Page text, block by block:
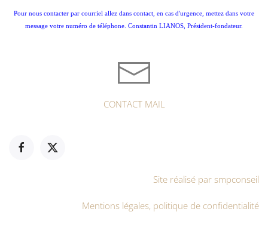
Pour nous contacter par courriel allez dans contact, en cas d'urgence, mettez dans votre
message votre numéro de téléphone. Constantin LIANOS, Président-fondateur.
CONTACT MAIL
Site réalisé par smpconseil
Mentions légales, politique de confidentialité